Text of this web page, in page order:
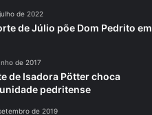
de 2022
de Júlio põe Dom Pedrito em
de 2017
de Isadora Pötter choca
pedritense
de 2019